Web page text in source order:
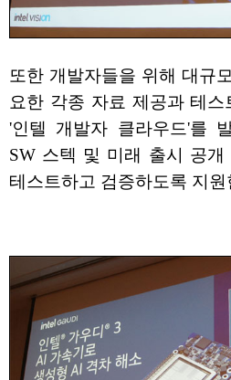
또한 개발자들을 위해 대규
요한 각종 자료 제공과 테
'인텔 개발자 클라우드'를
SW 스텍 및 미래 출시 공개
테스트하고 검증하도록 지원